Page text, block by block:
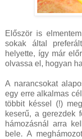
Először is
sokak által
helyette, így már
olvassa el, hogyan
A narancsokat
egy erre alkalmas
többit késsel (!)
keserű, a gerezdek
hámozásnál arra
bele. A